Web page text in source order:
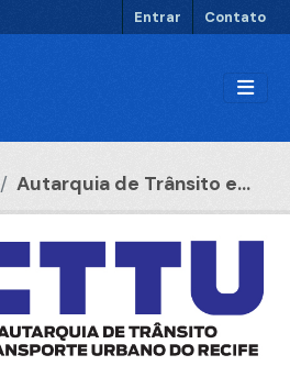
Entrar Contato
Autarquia de Trânsito e...